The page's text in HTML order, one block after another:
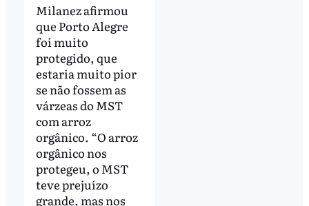
Milanez afirmou
que Porto Alegre
foi muito
protegido, que
estaria muito pior
se não fossem as
várzeas do MST
com arroz
orgânico. “O arroz
orgânico nos
protegeu, o MST
teve prejuízo
grande, mas nos